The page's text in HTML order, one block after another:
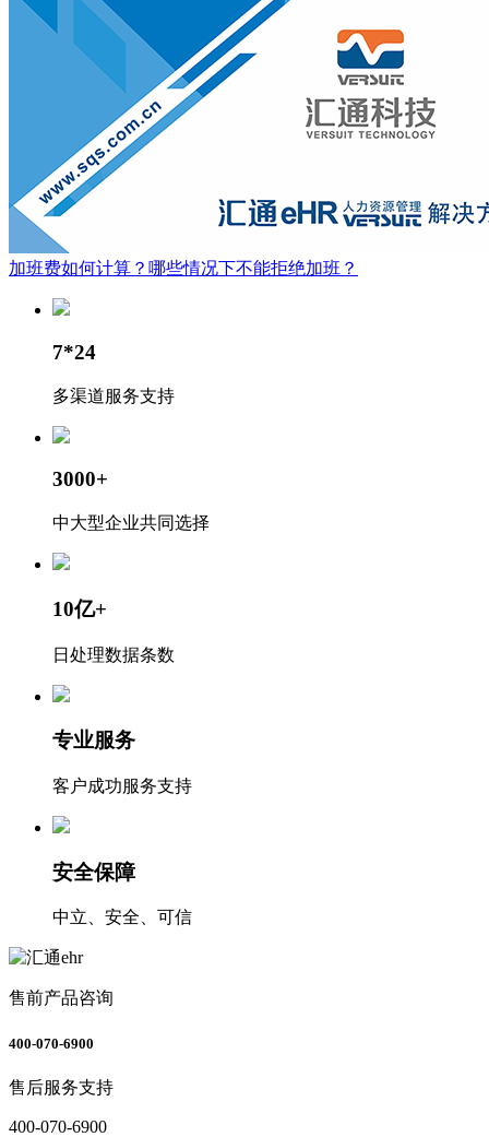
加班费如何计算？哪些情况下不能拒绝加班？
7*24
多渠道服务支持
3000+
中大型企业共同选择
10亿+
日处理数据条数
专业服务
客户成功服务支持
安全保障
中立、安全、可信
售前产品咨询
400-070-6900
售后服务支持
400-070-6900